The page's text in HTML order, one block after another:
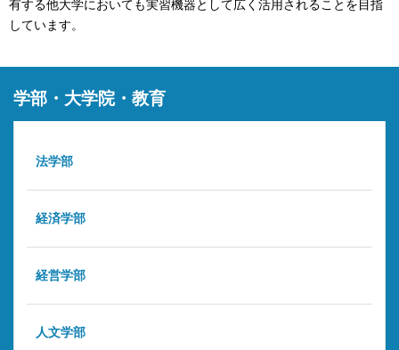
有する他大学においても実習機器として広く活用されることを目指
しています。
学部・大学院・教育
法学部
経済学部
経営学部
人文学部